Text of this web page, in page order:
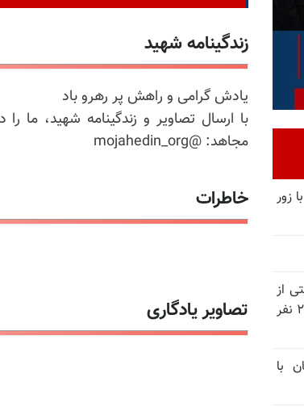
زندگینامه شهید
یادش گرامی و راهش پر رهرو باد
با ارسال تصاویر و زندگینامه شهید، ما
مجاهد: @mojahedin_org
خاطرات
تصاویر یادگاری
زور
از
اسفند ۱۴۰۴ تاکنون در ایران اعدام شده‌اند؛ ۲۷ نفر
با